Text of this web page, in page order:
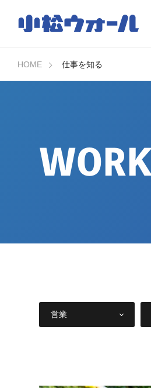
HOME 仕事を知る
WORK
営業